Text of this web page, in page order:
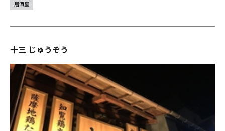
居酒屋
十三 じゅうぞう